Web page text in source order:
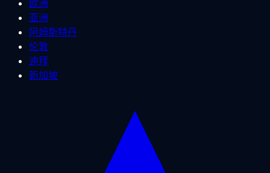
欧洲
亚洲
阿姆斯特丹
伦敦
迪拜
新加坡